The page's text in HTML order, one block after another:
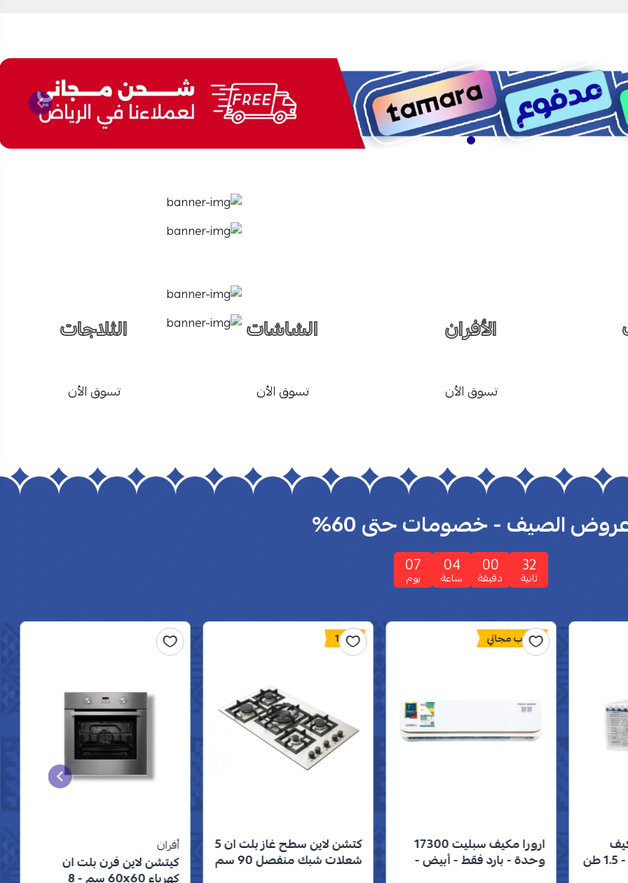
الأفران
تسوق الأن
الشاشات
تسوق الأن
الثلاجات
تسوق الأن
الصيف - خصومات حتى 60%
31
ثانية 00
دقيقة 04
ساعة 07
يوم
شباك 18000 وحدة - 1.5 طن
تركيب مجاني
ارورا مكيف سبليت 17300
وحدة - بارد فقط - أبيض -
16%
كتشن لاين سطح غاز بلت ان 5
شعلات شبك منفصل 90 سم
أفران
كيتشن لاين فرن بلت ان
كهرباء 60x60 سم - 8